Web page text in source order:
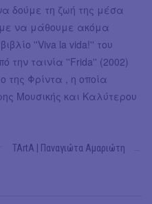
δούμε τη ζωή της μέσα
να μάθουμε ακόμα
''Viva la vida!'' του
την ταινία ''Frida'' (2002)
της Φρίντα , η οποία
Μουσικής και Καλύτερου
TArtA | Παναγιώτα Αμαριώτη